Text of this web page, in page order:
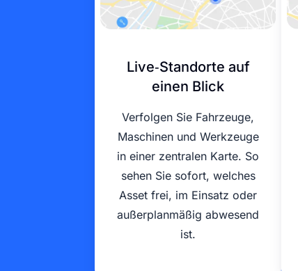
Live‑Standorte auf
einen Blick
Verfolgen Sie Fahrzeuge,
Maschinen und Werkzeuge
in einer zentralen Karte. So
sehen Sie sofort, welches
Asset frei, im Einsatz oder
außerplanmäßig abwesend
ist.